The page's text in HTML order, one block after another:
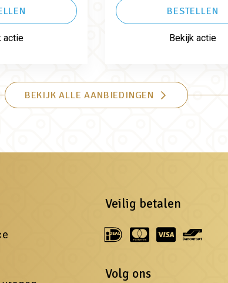
actie
BESTELLEN
Bekijk actie
BEKIJK ALLE AANBIEDINGEN
Veilig betalen
Volg ons